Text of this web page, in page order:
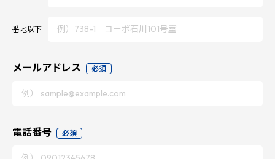
番地以下
メールアドレス 必須
電話番号 必須